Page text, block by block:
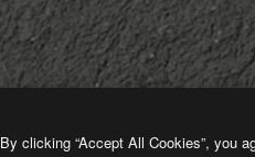
By clicking “Accept All Cookies”, you